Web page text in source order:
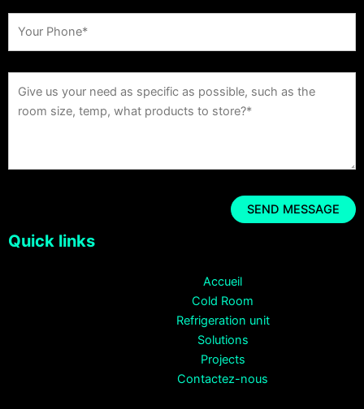
Quick links
Accueil
Cold Room
Refrigeration unit
Solutions
Projects
Contactez-nous